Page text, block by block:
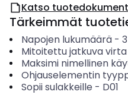
Katso
Tärkeimmät
Napojen lukumäärä- 3
Mitoitettu jatkuva virta
Maksimi nimellinen
Ohjauselementin
Sopii sulakkeille - D01